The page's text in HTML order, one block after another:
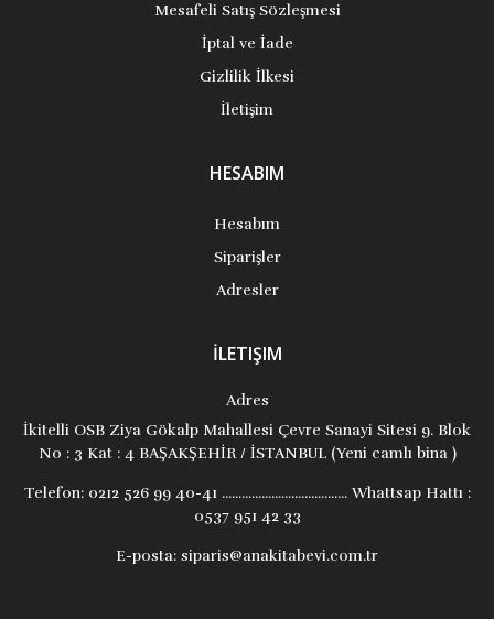
Mesafeli Satış Sözleşmesi
İptal ve İade
Gizlilik İlkesi
İletişim
HESABIM
Hesabım
Siparişler
Adresler
İLETIŞIM
Adres
İkitelli OSB Ziya Gökalp Mahallesi Çevre Sanayi Sitesi 9. Blok
No : 3 Kat : 4 BAŞAKŞEHİR / İSTANBUL (Yeni camlı bina )
Telefon:0212 526 99 40-41 ...................................... Whattsap Hattı :
0537 951 42 33
E-posta: siparis@anakitabevi.com.tr